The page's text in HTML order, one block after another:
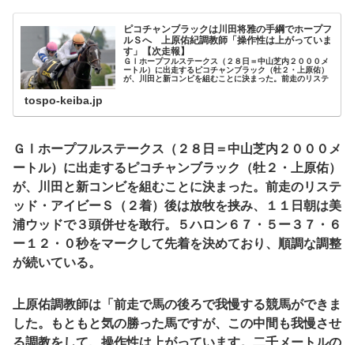
ピコチャンブラックは川田将雅の手綱でホープフ
ルＳへ 上原佑紀調教師「操作性は上がっていま
す」【次走報】
ＧⅠホープフルステークス（２８日＝中山芝内２０００メ
ートル）に出走するピコチャンブラック（牡２・上原佑）
が、川田と新コンビを組むことに決まった。前走のリステ
tospo-keiba.jp
ＧⅠホープフルステークス（２８日＝中山芝内２０００メ
ートル）に出走するピコチャンブラック（牡２・上原佑）
が、川田と新コンビを組むことに決まった。前走のリステ
ッド・アイビーＳ（２着）後は放牧を挟み、１１日朝は美
浦ウッドで３頭併せを敢行。５ハロン６７・５ー３７・６
ー１２・０秒をマークして先着を決めており、順調な調整
が続いている。
上原佑調教師は「前走で馬の後ろで我慢する競馬ができま
した。もともと気の勝った馬ですが、この中間も我慢させ
る調教をして、操作性は上がっています。二千メートルの